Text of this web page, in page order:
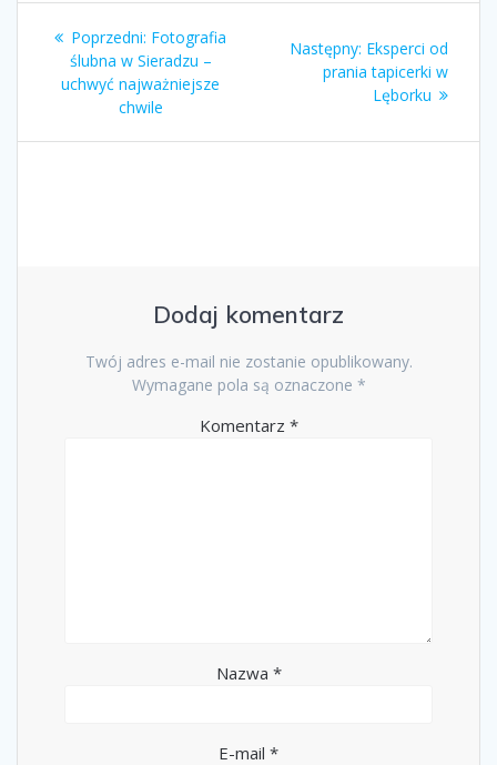
Nawigacja
wpisu
Poprzedni: Poprzedni
wpis:
Fotografia
ślubna w Sieradzu –
uchwyć najważniejsze
chwile
Następny: Następny
wpis:
Eksperci od
prania tapicerki w
Lęborku
Dodaj komentarz
Twój adres e-mail nie zostanie opublikowany.
Wymagane pola są oznaczone *
Komentarz *
Nazwa *
E-mail *